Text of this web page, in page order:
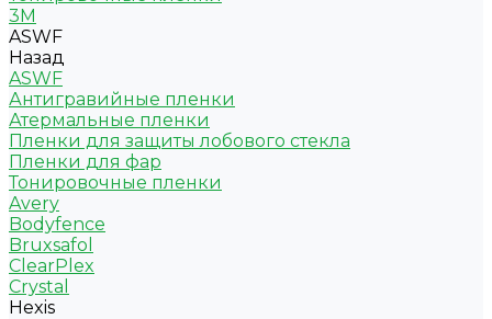
3M
ASWF
Назад
ASWF
Антигравийные пленки
Атермальные пленки
Пленки для защиты лобового стекла
Пленки для фар
Тонировочные пленки
Avery
Bodyfence
Bruxsafol
ClearPlex
Crystal
Hexis